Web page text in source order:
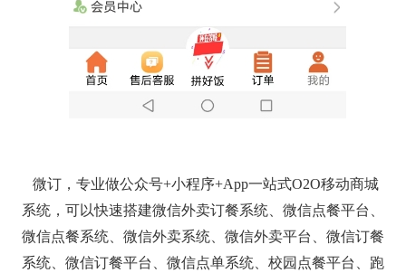
微订，专业做公众号+小程序+App一站式O2O移动商城
系统，可以快速搭建微信外卖订餐系统、微信点餐平台、
微信点餐系统、微信外卖系统、微信外卖平台、微信订餐
系统、微信订餐平台、微信点单系统、校园点餐平台、跑